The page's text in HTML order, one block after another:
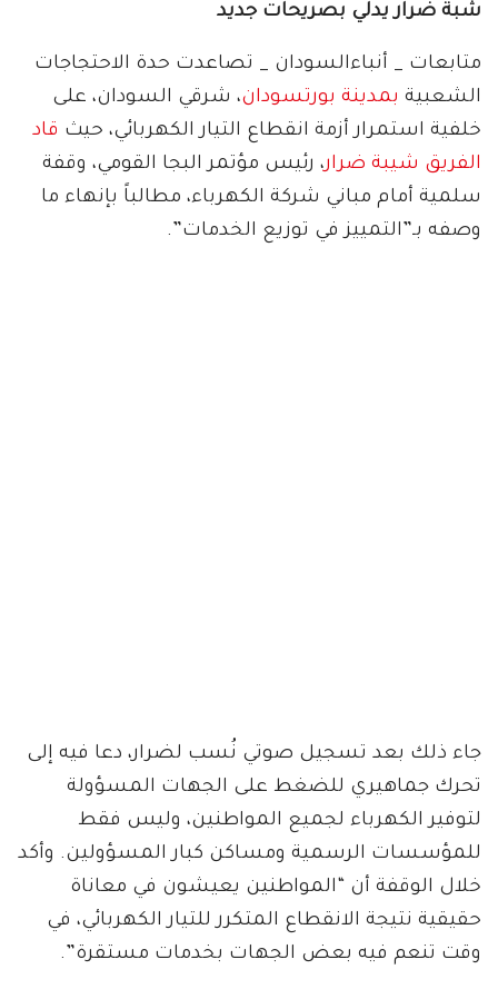
شبة ضرار يدلي بصريحات جديد
متابعات _ أنباءالسودان _ تصاعدت حدة الاحتجاجات
الشعبية بمدينة بورتسودان، شرقي السودان، على
خلفية استمرار أزمة انقطاع التيار الكهربائي، حيث قاد
الفريق شيبة ضرار، رئيس مؤتمر البجا القومي، وقفة
سلمية أمام مباني شركة الكهرباء، مطالباً بإنهاء ما
وصفه بـ”التمييز في توزيع الخدمات”.
جاء ذلك بعد تسجيل صوتي نُسب لضرار، دعا فيه إلى
تحرك جماهيري للضغط على الجهات المسؤولة
لتوفير الكهرباء لجميع المواطنين، وليس فقط
للمؤسسات الرسمية ومساكن كبار المسؤولين. وأكد
خلال الوقفة أن “المواطنين يعيشون في معاناة
حقيقية نتيجة الانقطاع المتكرر للتيار الكهربائي، في
وقت تنعم فيه بعض الجهات بخدمات مستقرة”.